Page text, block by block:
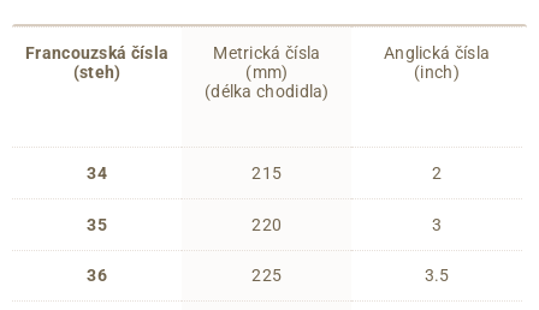
Francouzská čísla
(steh)
34
35
36
Metrická čísla
(mm)
(délka chodidla)
215
220
225
Anglická čísla
(inch)
2
3
3.5